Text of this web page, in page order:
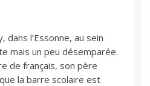
dans l’Essonne, au sein
mais un peu désemparée.
de français, son père
la barre scolaire est